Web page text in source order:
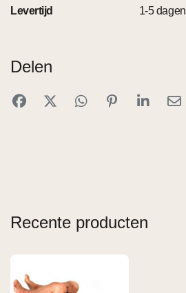
Levertijd 1-5 dagen
Delen
Recente producten